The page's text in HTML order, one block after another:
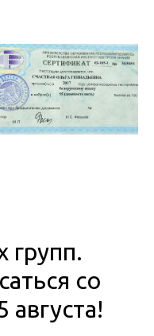
групп.
со
августа!